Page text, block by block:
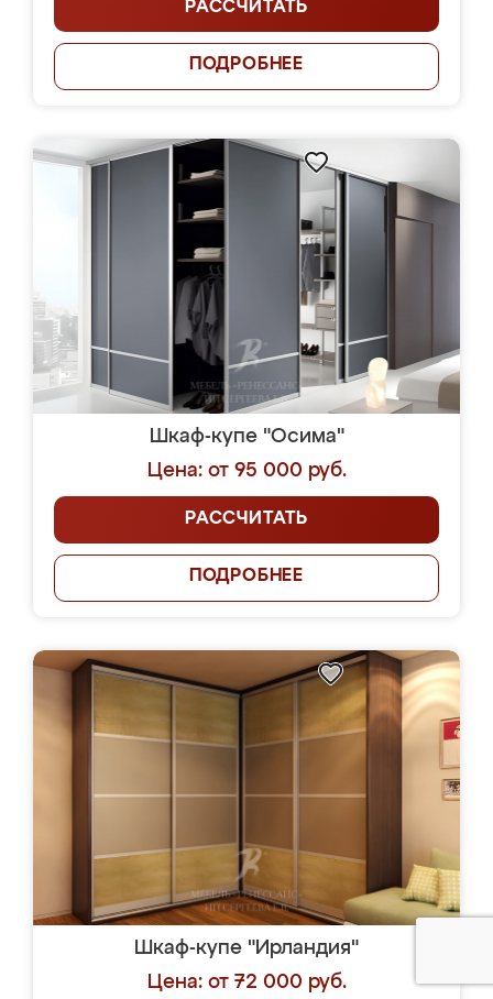
РАССЧИТАТЬ
ПОДРОБНЕЕ
Шкаф-купе "Осима"
Цена: от 95 000 руб.
РАССЧИТАТЬ
ПОДРОБНЕЕ
Шкаф-купе "Ирландия"
Цена: от 72 000 руб.